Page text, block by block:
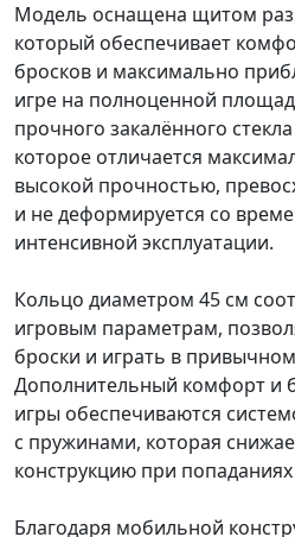
Модель оснащена щитом
который обеспечивает
бросков и максимально
игре на полноценной
прочного закалённого
которое отличается
высокой прочностью,
и не деформируется со
интенсивной эксплуатации.
Кольцо диаметром 45 см
игровым параметрам,
броски и играть в
Дополнительный комфорт и
игры обеспечиваются
с пружинами, которая
конструкцию при попаданиях
Благодаря мобильной